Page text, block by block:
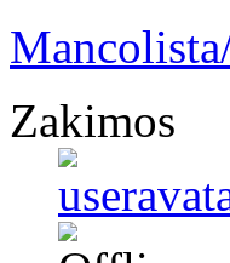
Zakimos